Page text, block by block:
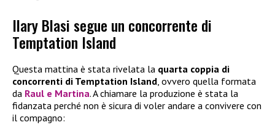
Ilary Blasi segue un concorrente di
Temptation Island
Questa mattina è stata rivelata la quarta coppia di
concorrenti di Temptation Island, ovvero quella formata
da Raul e Martina. A chiamare la produzione è stata la
fidanzata perché non è sicura di voler andare a convivere con
il compagno: